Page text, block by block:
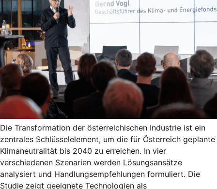
Die Transformation der österreichischen Industrie ist ein
zentrales Schlüsselelement, um die für Österreich geplante
Klimaneutralität bis 2040 zu erreichen. In vier
verschiedenen Szenarien werden Lösungsansätze
analysiert und Handlungsempfehlungen formuliert. Die
Studie zeigt geeignete Technologien als